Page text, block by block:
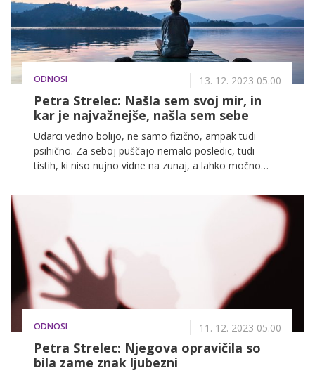
ODNOSI 13. 12. 2023 05.00
Petra Strelec: Našla sem svoj mir, in
kar je najvažnejše, našla sem sebe
Udarci vedno bolijo, ne samo fizično, ampak tudi
psihično. Za seboj puščajo nemalo posledic, tudi
tistih, ki niso nujno vidne na zunaj, a lahko močno
moremo najti svojega notranjega miru in tudi nove
priložnosti za boljše ter lepše življenje. O tem smo se
žrtev nasilja, a se ji je uspelo osvoboditi.
ODNOSI 11. 12. 2023 05.00
Petra Strelec: Njegova opravičila so
bila zame znak ljubezni